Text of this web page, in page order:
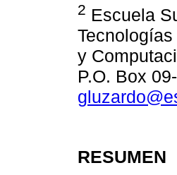
2 Escuela
y
P.O. Box
RESUMEN